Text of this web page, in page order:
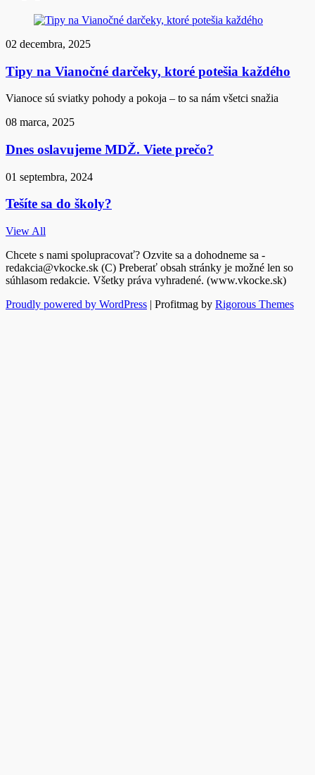
02 decembra, 2025
Tipy na Vianočné darčeky, ktoré potešia každého
Vianoce sú sviatky pohody a pokoja – to sa nám všetci snažia
08 marca, 2025
Dnes oslavujeme MDŽ. Viete prečo?
01 septembra, 2024
Tešíte sa do školy?
View All
Chcete s nami spolupracovať? Ozvite sa a dohodneme sa -
redakcia@vkocke.sk (C) Preberať obsah stránky je možné len so
súhlasom redakcie. Všetky práva vyhradené. (www.vkocke.sk)
Proudly powered by WordPress | Profitmag by Rigorous Themes